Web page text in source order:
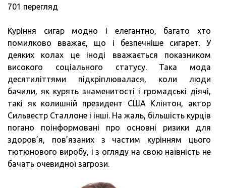
701 перегляд
Куріння сигар модно і елегантно, багато хто
помилково вважає, що і безпечніше сигарет. У
деяких колах це іноді вважається показником
високого соціального статусу. Така мода
десятиліттями підкріплювалася, коли люди
бачили, як курять знаменитості і громадські діячі,
такі як колишній президент США Клінтон, актор
Сильвестр Сталлоне і інші. На жаль, більшість курців
погано поінформовані про основні ризики для
здоров’я, пов’язаних з частим курінням цього
тютюнового виробу, і з огляду на свою наївність не
бачать очевидної загрози.